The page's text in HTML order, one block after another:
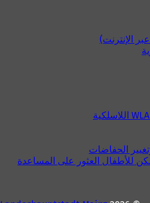
الإنترنت)
الحفاضات
للأطفال العثور على المساعدة